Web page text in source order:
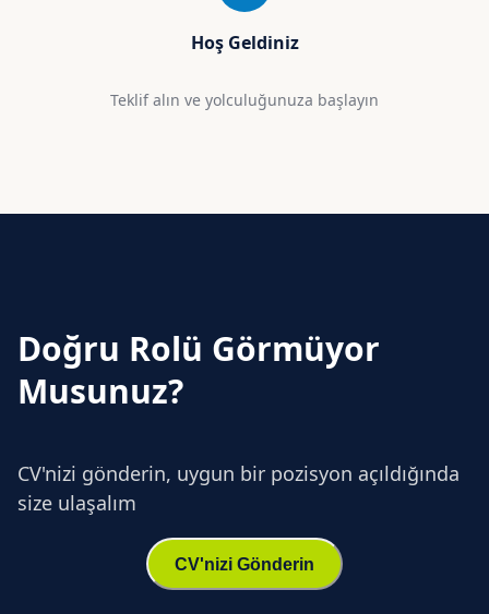
Hoş Geldiniz
Teklif alın ve yolculuğunuza başlayın
Doğru Rolü Görmüyor
Musunuz?
CV'nizi gönderin, uygun bir pozisyon açıldığında
size ulaşalım
CV'nizi Gönderin